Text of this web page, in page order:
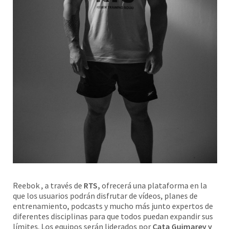
Reebok , a través de RTS, ofrecerá una plataforma en la
que los usuarios podrán disfrutar de vídeos, planes de
entrenamiento, podcasts y mucho más junto expertos de
diferentes disciplinas para que todos puedan expandir sus
límites. Los equipos serán liderados por Cata Guimarey y